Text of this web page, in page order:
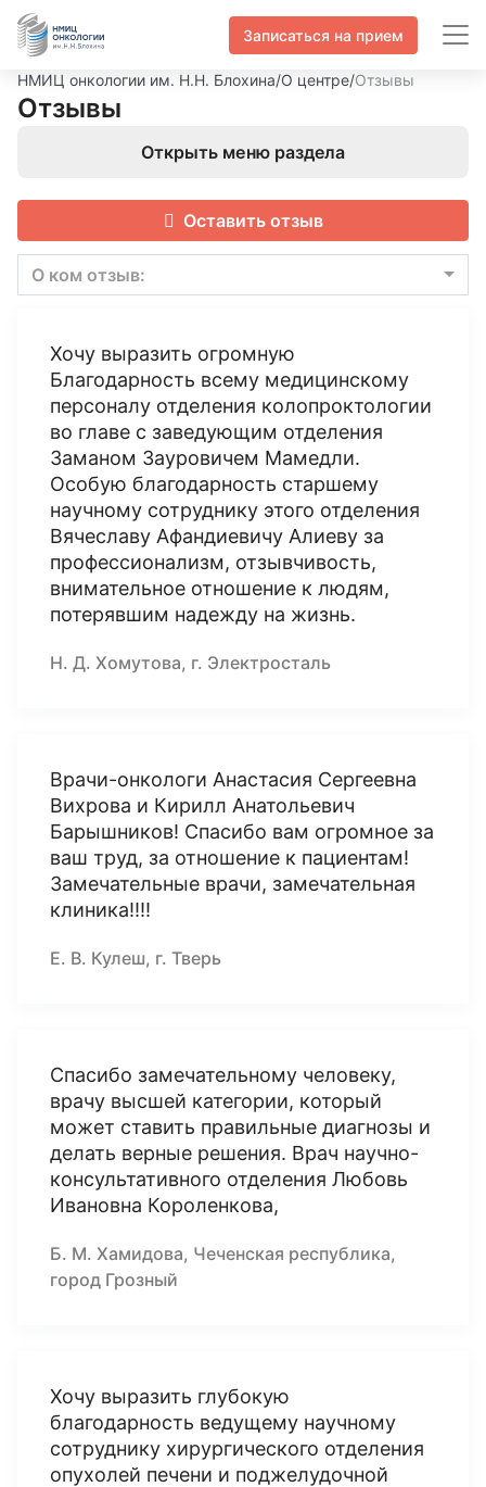
Записаться на прием
НМИЦ онкологии им. Н.Н. Блохина/О центре/Отзывы
Отзывы
Открыть меню раздела
Оставить отзыв
О ком отзыв:
Хочу выразить огромную
Благодарность всему медицинскому
персоналу отделения колопроктологии
во главе с заведующим отделения
Заманом Зауровичем Мамедли.
Особую благодарность старшему
научному сотруднику этого отделения
Вячеславу Афандиевичу Алиеву за
профессионализм, отзывчивость,
внимательное отношение к людям,
потерявшим надежду на жизнь.
Н. Д. Хомутова, г. Электросталь
Врачи-онкологи Анастасия Сергеевна
Вихрова и Кирилл Анатольевич
Барышников! Спасибо вам огромное за
ваш труд, за отношение к пациентам!
Замечательные врачи, замечательная
клиника!!!!
Е. В. Кулеш, г. Тверь
Спасибо замечательному человеку,
врачу высшей категории, который
может ставить правильные диагнозы и
делать верные решения. Врач научно-
консультативного отделения Любовь
Ивановна Короленкова,
Б. М. Хамидова, Чеченская республика,
город Грозный
Хочу выразить глубокую
благодарность ведущему научному
сотруднику хирургического отделения
опухолей печени и поджелудочной